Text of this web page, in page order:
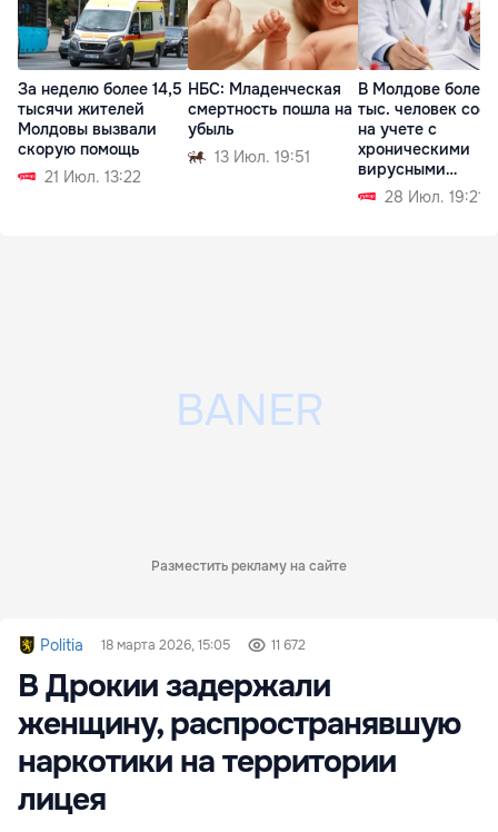
За неделю более 14,5
тысячи жителей
Молдовы вызвали
скорую помощь
21 Июл. 13:22
НБС: Младенческая
смертность пошла на
убыль
13 Июл. 19:51
В Молдове более
тыс. человек
на учете с
хроническими
вирусными
гепатитами
28 Июл. 19:21
Разместить рекламу на сайте
Politia 18 марта 2026, 15:05 11 672
В Дрокии задержали
женщину, распространявшую
наркотики на территории
лицея